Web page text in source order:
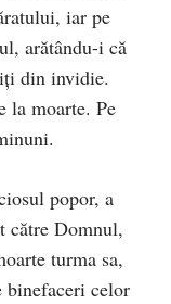
iar pe
arătându-i că
din invidie.
la moarte. Pe
popor, a
către Domnul,
turma sa,
binefaceri celor